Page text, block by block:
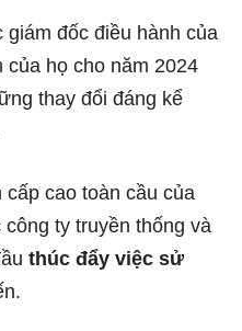
đốc điều hành của
của họ cho năm 2024
thay đổi đáng kể
cao toàn cầu của
ty truyền thống và
thúc đẩy việc sử